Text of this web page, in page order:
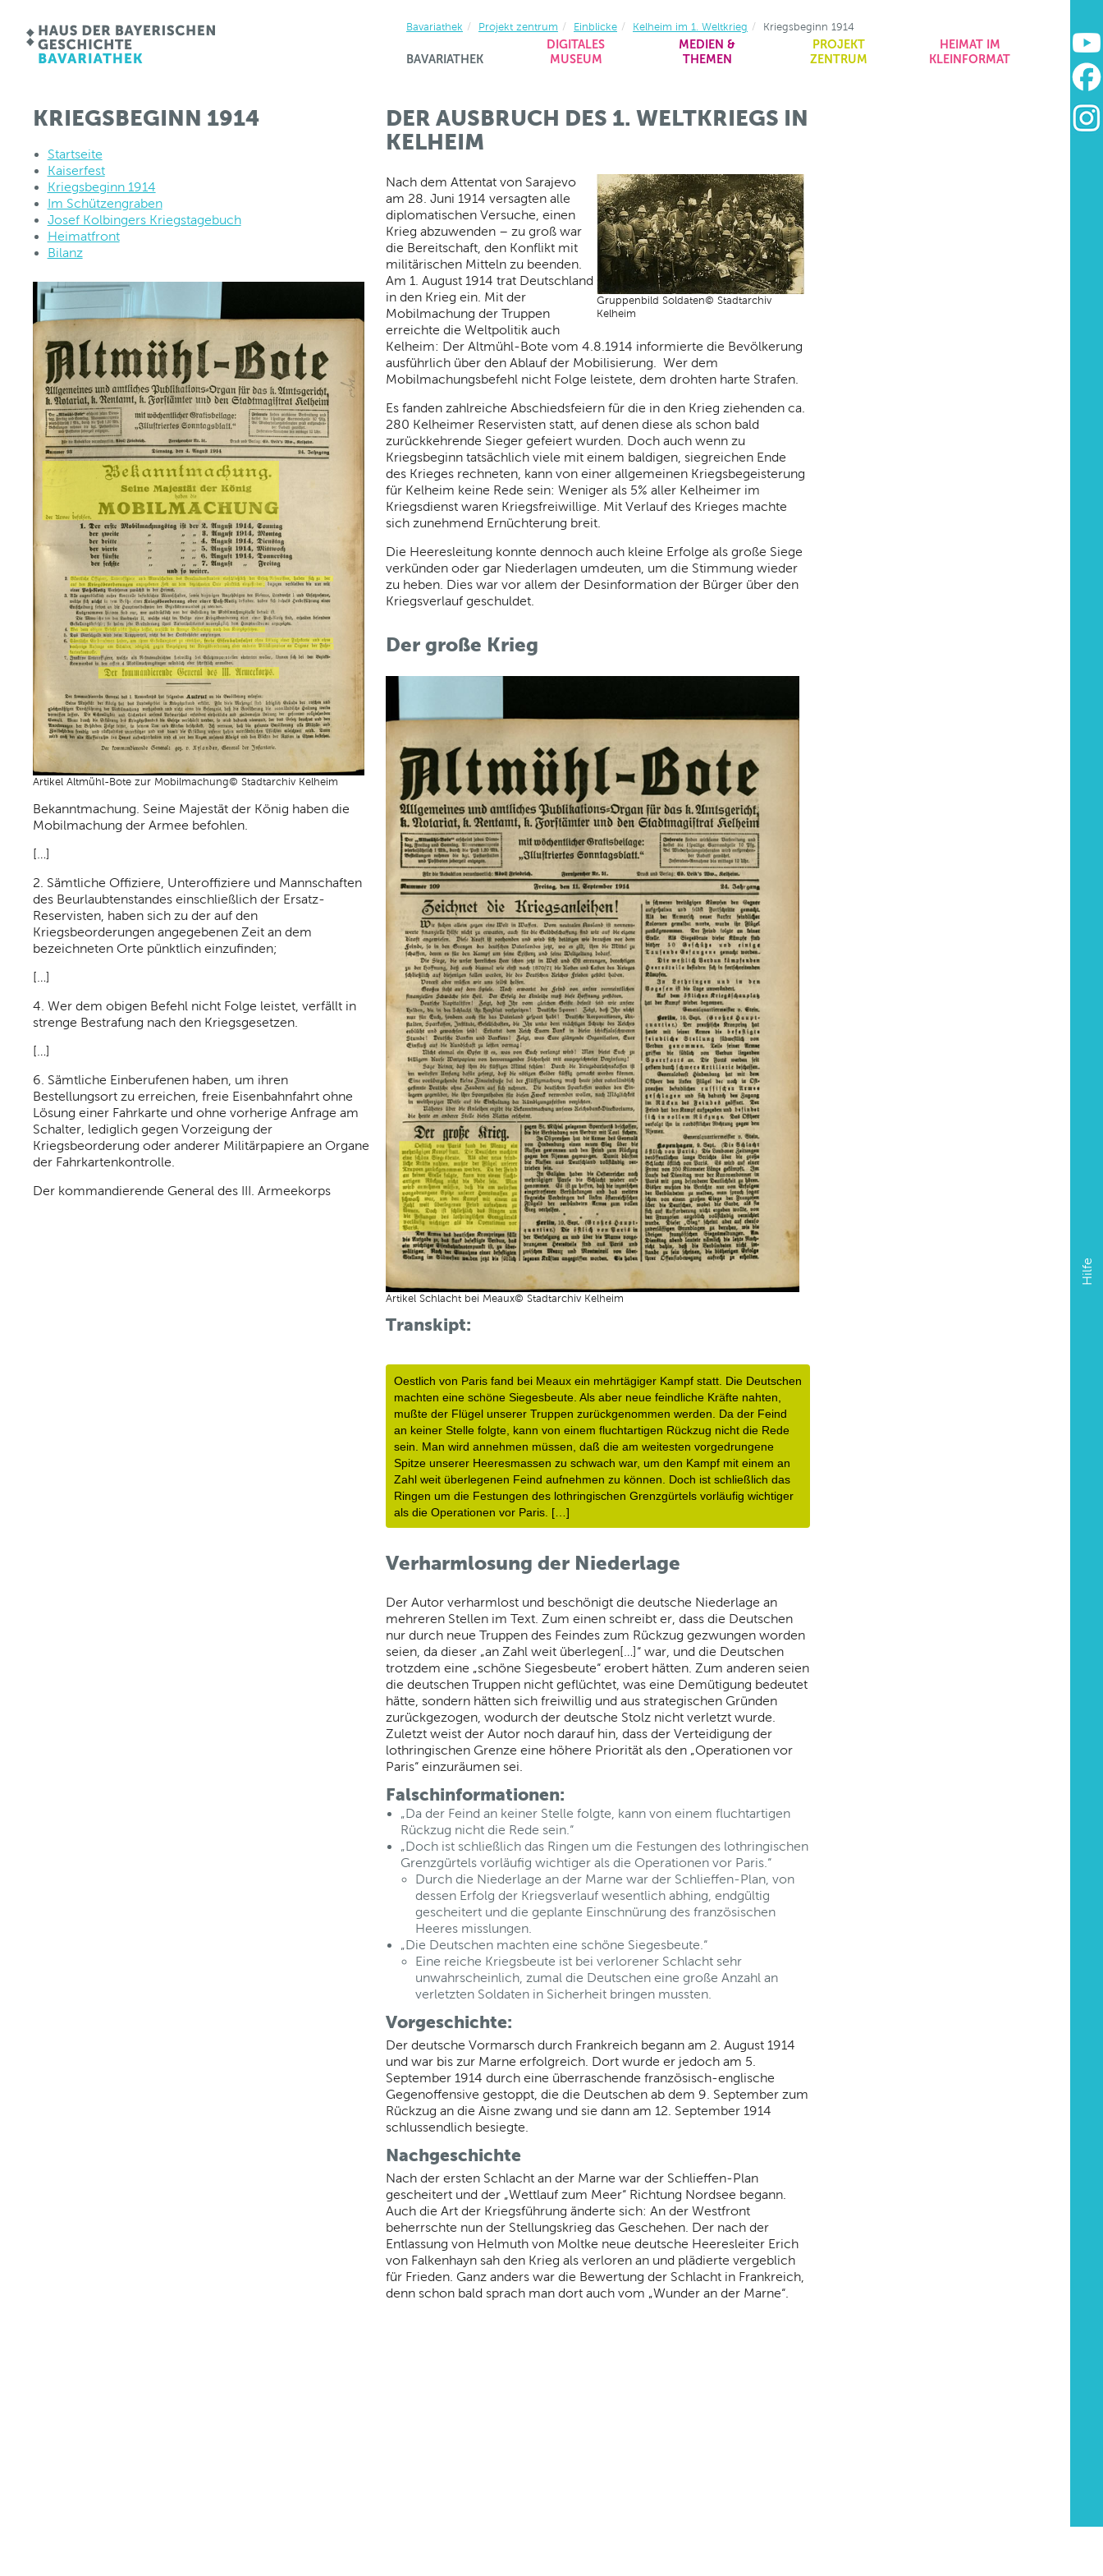
BAVARIATHEK
DIGITALES
MUSEUM
MEDIEN &
THEMEN
PROJEKT
ZENTRUM
HEIMAT IM
KLEINFORMAT
Hilfe
Bavariathek Projekt zentrum Einblicke Kelheim im 1. Weltkrieg Kriegsbeginn 1914
KRIEGSBEGINN 1914
Startseite
Kaiserfest
Kriegsbeginn 1914
Im Schützengraben
Josef Kolbingers Kriegstagebuch
Heimatfront
Bilanz
Artikel Altmühl-Bote zur Mobilmachung© Stadtarchiv Kelheim
Bekanntmachung. Seine Majestät der König haben die
Mobilmachung der Armee befohlen.
[…]
2. Sämtliche Offiziere, Unteroffiziere und Mannschaften
des Beurlaubtenstandes einschließlich der Ersatz-
Reservisten, haben sich zu der auf den
Kriegsbeorderungen angegebenen Zeit an dem
bezeichneten Orte pünktlich einzufinden;
[…]
4. Wer dem obigen Befehl nicht Folge leistet, verfällt in
strenge Bestrafung nach den Kriegsgesetzen.
[…]
6. Sämtliche Einberufenen haben, um ihren
Bestellungsort zu erreichen, freie Eisenbahnfahrt ohne
Lösung einer Fahrkarte und ohne vorherige Anfrage am
Schalter, lediglich gegen Vorzeigung der
Kriegsbeorderung oder anderer Militärpapiere an Organe
der Fahrkartenkontrolle.
Der kommandierende General des III. Armeekorps
DER AUSBRUCH DES 1. WELTKRIEGS IN
KELHEIM
Gruppenbild Soldaten© Stadtarchiv
Kelheim
Nach dem Attentat von Sarajevo
am 28. Juni 1914 versagten alle
diplomatischen Versuche, einen
Krieg abzuwenden – zu groß war
die Bereitschaft, den Konflikt mit
militärischen Mitteln zu beenden.
Am 1. August 1914 trat Deutschland
in den Krieg ein. Mit der
Mobilmachung der Truppen
erreichte die Weltpolitik auch
Kelheim: Der Altmühl-Bote vom 4.8.1914 informierte die Bevölkerung
ausführlich über den Ablauf der Mobilisierung. Wer dem
Mobilmachungsbefehl nicht Folge leistete, dem drohten harte Strafen.
Es fanden zahlreiche Abschiedsfeiern für die in den Krieg ziehenden ca.
280 Kelheimer Reservisten statt, auf denen diese als schon bald
zurückkehrende Sieger gefeiert wurden. Doch auch wenn zu
Kriegsbeginn tatsächlich viele mit einem baldigen, siegreichen Ende
des Krieges rechneten, kann von einer allgemeinen Kriegsbegeisterung
für Kelheim keine Rede sein: Weniger als 5% aller Kelheimer im
Kriegsdienst waren Kriegsfreiwillige. Mit Verlauf des Krieges machte
sich zunehmend Ernüchterung breit.
Die Heeresleitung konnte dennoch auch kleine Erfolge als große Siege
verkünden oder gar Niederlagen umdeuten, um die Stimmung wieder
zu heben. Dies war vor allem der Desinformation der Bürger über den
Kriegsverlauf geschuldet.
Der große Krieg
Artikel Schlacht bei Meaux© Stadtarchiv Kelheim
Transkipt:
Oestlich von Paris fand bei Meaux ein mehrtägiger Kampf statt. Die Deutschen
machten eine schöne Siegesbeute. Als aber neue feindliche Kräfte nahten,
mußte der Flügel unserer Truppen zurückgenommen werden. Da der Feind
an keiner Stelle folgte, kann von einem fluchtartigen Rückzug nicht die Rede
sein. Man wird annehmen müssen, daß die am weitesten vorgedrungene
Spitze unserer Heeresmassen zu schwach war, um den Kampf mit einem an
Zahl weit überlegenen Feind aufnehmen zu können. Doch ist schließlich das
Ringen um die Festungen des lothringischen Grenzgürtels vorläufig wichtiger
als die Operationen vor Paris. […]
Verharmlosung der Niederlage
Der Autor verharmlost und beschönigt die deutsche Niederlage an
mehreren Stellen im Text. Zum einen schreibt er, dass die Deutschen
nur durch neue Truppen des Feindes zum Rückzug gezwungen worden
seien, da dieser „an Zahl weit überlegen[…]“ war, und die Deutschen
trotzdem eine „schöne Siegesbeute“ erobert hätten. Zum anderen seien
die deutschen Truppen nicht geflüchtet, was eine Demütigung bedeutet
hätte, sondern hätten sich freiwillig und aus strategischen Gründen
zurückgezogen, wodurch der deutsche Stolz nicht verletzt wurde.
Zuletzt weist der Autor noch darauf hin, dass der Verteidigung der
lothringischen Grenze eine höhere Priorität als den „Operationen vor
Paris“ einzuräumen sei.
Falschinformationen:
„Da der Feind an keiner Stelle folgte, kann von einem fluchtartigen
Rückzug nicht die Rede sein.“
„Doch ist schließlich das Ringen um die Festungen des lothringischen
Grenzgürtels vorläufig wichtiger als die Operationen vor Paris.“
Durch die Niederlage an der Marne war der Schlieffen-Plan, von
dessen Erfolg der Kriegsverlauf wesentlich abhing, endgültig
gescheitert und die geplante Einschnürung des französischen
Heeres misslungen.
„Die Deutschen machten eine schöne Siegesbeute.“
Eine reiche Kriegsbeute ist bei verlorener Schlacht sehr
unwahrscheinlich, zumal die Deutschen eine große Anzahl an
verletzten Soldaten in Sicherheit bringen mussten.
Vorgeschichte:
Der deutsche Vormarsch durch Frankreich begann am 2. August 1914
und war bis zur Marne erfolgreich. Dort wurde er jedoch am 5.
September 1914 durch eine überraschende französisch-englische
Gegenoffensive gestoppt, die die Deutschen ab dem 9. September zum
Rückzug an die Aisne zwang und sie dann am 12. September 1914
schlussendlich besiegte.
Nachgeschichte
Nach der ersten Schlacht an der Marne war der Schlieffen-Plan
gescheitert und der „Wettlauf zum Meer“ Richtung Nordsee begann.
Auch die Art der Kriegsführung änderte sich: An der Westfront
beherrschte nun der Stellungskrieg das Geschehen. Der nach der
Entlassung von Helmuth von Moltke neue deutsche Heeresleiter Erich
von Falkenhayn sah den Krieg als verloren an und plädierte vergeblich
für Frieden. Ganz anders war die Bewertung der Schlacht in Frankreich,
denn schon bald sprach man dort auch vom „Wunder an der Marne“.